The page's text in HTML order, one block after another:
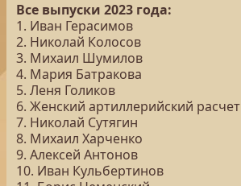
Все выпуски 2023 года:
1. Иван Герасимов
2. Николай Колосов
3. Михаил Шумилов
4. Мария Батракова
5. Леня Голиков
6. Женский артиллерийский расчет
7. Николай Сутягин
8. Михаил Харченко
9. Алексей Антонов
10. Иван Кульбертинов